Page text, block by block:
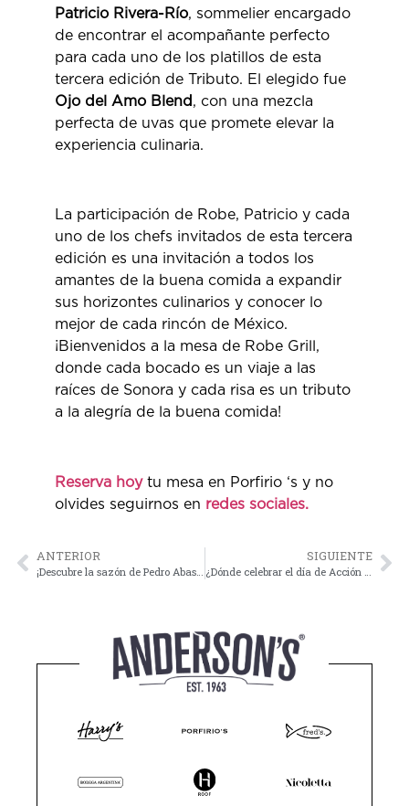
Patricio Rivera-Río, sommelier encargado
de encontrar el acompañante perfecto
para cada uno de los platillos de esta
tercera edición de Tributo. El elegido fue
Ojo del Amo Blend , con una mezcla
perfecta de uvas que promete elevar la
experiencia culinaria.
La participación de Robe, Patricio y cada
uno de los chefs invitados de esta tercera
edición es una invitación a todos los
amantes de la buena comida a expandir
sus horizontes culinarios y conocer lo
mejor de cada rincón de México.
¡Bienvenidos a la mesa de Robe Grill,
donde cada bocado es un viaje a las
raíces de Sonora y cada risa es un tributo
a la alegría de la buena comida!
Reserva hoytu mesa en Porfirio ‘s y no
olvides seguirnos en redes sociales.
ANTERIOR SIGUIENTE